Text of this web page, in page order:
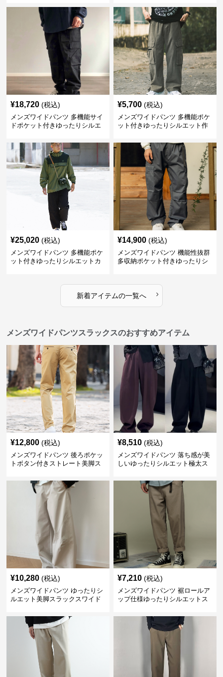
¥18,720 (税込)
メンズワイドパンツ 多機能サイ
ドポケット付きゆったりシルエ
¥5,700 (税込)
メンズワイドパンツ 多機能ポケ
ット付きゆったりシルエット作
¥25,020 (税込)
メンズワイドパンツ 多機能ポケ
ット付きゆったりシルエットカ
¥14,900 (税込)
メンズワイドパンツ 機能性抜群
多収納ポケット付きゆったりシ
新着アイテムの一覧へ ›
メンズワイドパンツスラックスのおすすめアイテム
¥12,800 (税込)
メンズワイドパンツ 後ろポケッ
トボタン付きストレート美脚ス
¥8,510 (税込)
メンズワイドパンツ 落ち感が美
しいゆったりシルエット極太ス
¥10,280 (税込)
メンズワイドパンツ ゆったりシ
ルエット美脚スラックスワイド
¥7,210 (税込)
メンズワイドパンツ 裾ロールア
ップ仕様ゆったりシルエットス